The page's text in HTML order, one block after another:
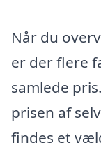
Når du
er der flere
samlede
prisen af
findes et